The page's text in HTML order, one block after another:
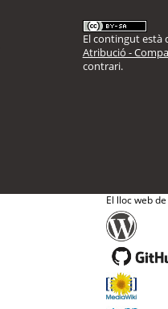
El contingut està
Atribució -
contrari.
El lloc web